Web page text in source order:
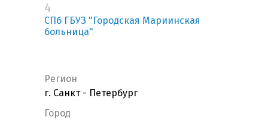
4
СПб ГБУЗ "Городская Мариинская
больница"
Регион
г. Санкт - Петербург
Город